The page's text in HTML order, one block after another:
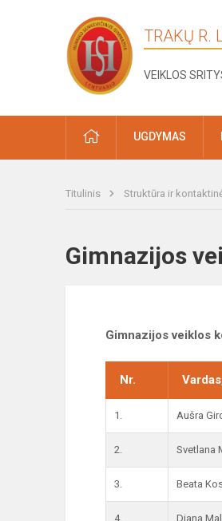
TRAKŲ R.
VEIKLOS
PRADŽIAUGDYMAS
Titulinis Struktūra ir
Gimnazijos
Gimnazijos veiklos
Nr.
1. Aušra
2. Svetlana
3. Beata
4. Diana